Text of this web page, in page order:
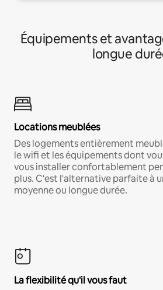
Équipements et
longue
Locations meublées
Des logements entièrement
le wifi et les équipements dont
vous installer confortablement
plus. C'est l'alternative parfaite à
moyenne ou longue durée.
La flexibilité qu'il vous faut